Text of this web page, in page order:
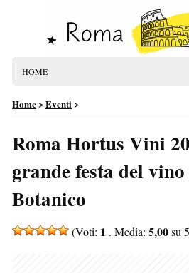
HOME
Home>Eventi>
Roma Hortus Vini
grande festa del
Botanico
(Voti: 1 . Media: 5,00su